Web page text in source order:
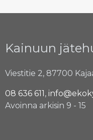
Kainuun
Viestitie 2, 87700
08 636 611,
Avoinna arkisin 9 - 15